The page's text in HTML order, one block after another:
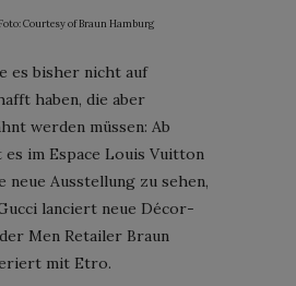
Courtesy of Braun Hamburg
es bisher nicht auf
haben, die aber
werden müssen: Ab
im Espace Louis Vuitton
neue Ausstellung zu sehen,
lanciert neue Décor-
Men Retailer Braun
mit Etro.